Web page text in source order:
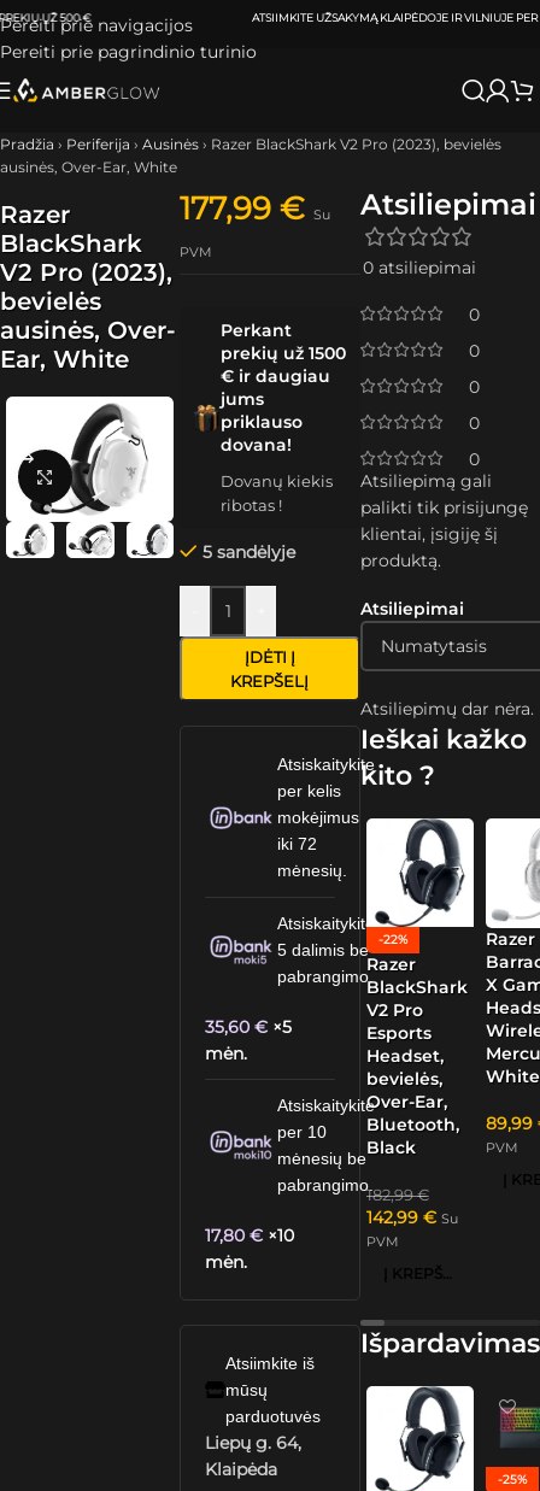
Pereiti prie navigacijos
Pereiti prie pagrindinio turinio
ATSIIMKITE UŽSAKYMĄ KLAIPĖDOJE IR VILNIUJEPER0-3 DARBO DIENAS.
Pradžia › Periferija › Ausinės › Razer BlackShark V2 Pro (2023), bevielės
ausinės, Over-Ear, White
Razer
BlackShark
V2 Pro (2023),
bevielės
ausinės, Over-
Ear, White
Spustelėkite, kad padidintumėte
177,99€ Su
PVM
Perkant
prekių už 1500
€ ir daugiau
jums
priklauso
dovana!
Dovanų kiekis
ribotas !
5 sandėlyje
ĮDĖTI Į
KREPŠELĮ
Atsiskaitykite
per kelis
mokėjimus
iki 72
mėnesių.
Atsiskaitykite
5 dalimis be
pabrangimo.
35,60€ ×5
mėn.
Atsiskaitykite
per 10
mėnesių be
pabrangimo.
17,80€ ×10
mėn.
Atsiimkite iš
mūsų
parduotuvės
Liepų g. 64,
Klaipėda
Atsiliepimai
0 atsiliepimai
0
0
0
0
0
Atsiliepimai
Atsiliepimų dar nėra.
Atsiliepimą gali
palikti tik prisijungę
klientai, įsigiję šį
produktą.
Ieškai kažko
kito ?
-22%
Razer
BlackShark
V2 Pro
Esports
Headset,
bevielės,
Over-Ear,
Bluetooth,
Black
182,99€
142,99 € Su
PVM
Į KREPŠELĮ
Razer
X
White
89,99
PVM
Išpardavimas
-25%